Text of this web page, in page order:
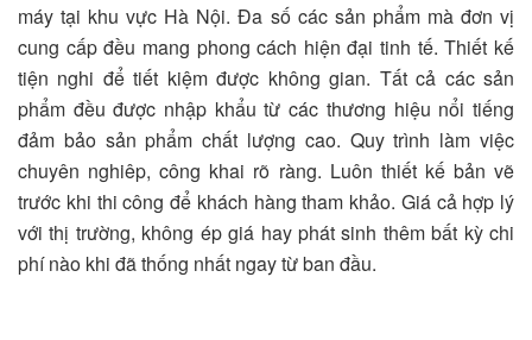
máy tại khu vực Hà Nội. Đa số các sản phẩm mà đơn vị
cung cấp đều mang phong cách hiện đại tinh tế. Thiết kế
tiện nghi để tiết kiệm được không gian. Tất cả các sản
phẩm đều được nhập khẩu từ các thương hiệu nổi tiếng
đảm bảo sản phẩm chất lượng cao. Quy trình làm việc
chuyên nghiêp, công khai rõ ràng. Luôn thiết kế bản vẽ
trước khi thi công để khách hàng tham khảo. Giá cả hợp lý
với thị trường, không ép giá hay phát sinh thêm bất kỳ chi
phí nào khi đã thống nhất ngay từ ban đầu.